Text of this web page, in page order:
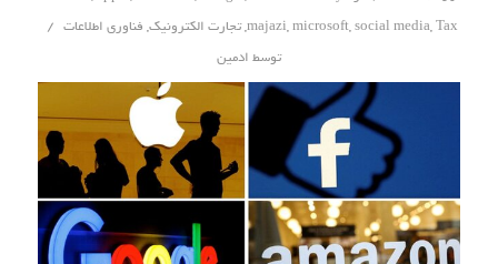
majazi,microsoft,social media,Tax
,تجارت الکترونیک, فناوری اطلاعات /
توسط ادمین